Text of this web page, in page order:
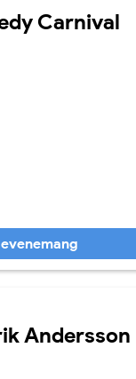
Carnival
Andersson